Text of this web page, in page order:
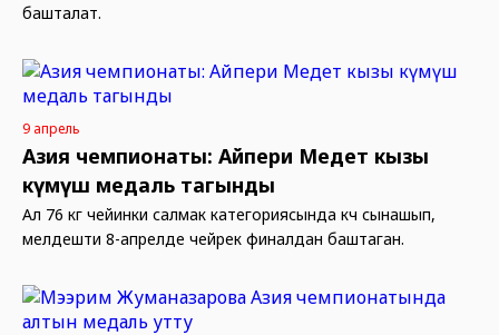
башталат.
9 апрель
Азия чемпионаты: Айпери Медет кызы
күмүш медаль тагынды
Ал 76 кг чейинки салмак категориясында күч сынашып,
мелдешти 8-апрелде чейрек финалдан баштаган.